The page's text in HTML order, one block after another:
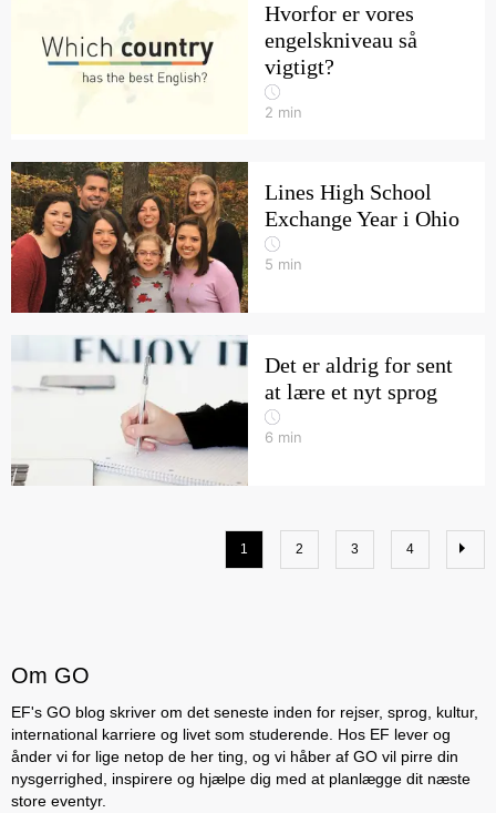
Hvorfor er vores
engelskniveau så
vigtigt?
2 min
Lines High School
Exchange Year i Ohio
5 min
Det er aldrig for sent
at lære et nyt sprog
6 min
1 2 3 4
Om GO
EF's GO blog skriver om det seneste inden for rejser, sprog, kultur,
international karriere og livet som studerende. Hos EF lever og
ånder vi for lige netop de her ting, og vi håber af GO vil pirre din
nysgerrighed, inspirere og hjælpe dig med at planlægge dit næste
store eventyr.